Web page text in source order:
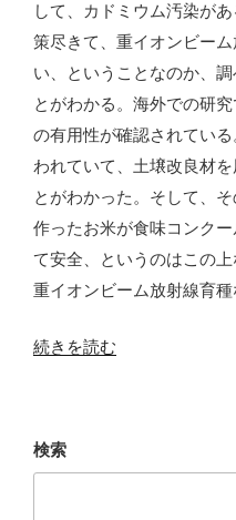
して、カドミウム汚染が
策尽きて、重イオンビー
い、ということなのか、
とがわかる。海外での研
の有用性が確認されてい
われていて、土壌改良材
とがわかった。そして、
作ったお米が食味コンク
て安全、というのはこの
重イオンビーム放射線育種
“土
良
材
続きを読む
検索